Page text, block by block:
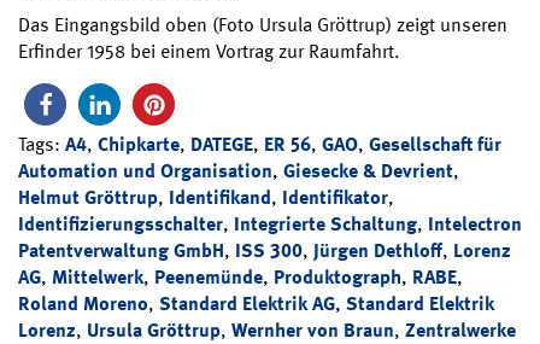
Das Eingangsbild oben (Foto Ursula Gröttrup) zeigt unseren
Erfinder 1958 bei einem Vortrag zur Raumfahrt.
Tags: A4, Chipkarte, DATEGE, ER 56, GAO, Gesellschaft für
Automation und Organisation, Giesecke & Devrient,
Helmut Gröttrup, Identifikand, Identifikator,
Identifizierungsschalter, Integrierte Schaltung, Intelectron
Patentverwaltung GmbH, ISS 300, Jürgen Dethloff, Lorenz
AG, Mittelwerk, Peenemünde, Produktograph, RABE,
Roland Moreno, Standard Elektrik AG, Standard Elektrik
Lorenz, Ursula Gröttrup, Wernher von Braun, Zentralwerke